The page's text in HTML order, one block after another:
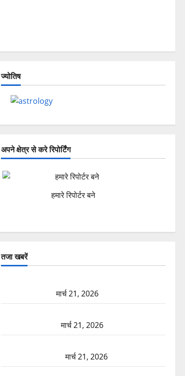
ज्योतिष
अपने क्षेत्र से करे रिपोर्टिंग
हमारे रिपोर्टर बने
तजा खबरें
मार्च 21, 2026
मार्च 21, 2026
मार्च 21, 2026